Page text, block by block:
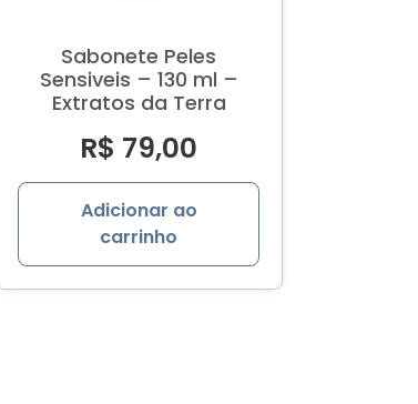
Sabonete Peles
Sensiveis – 130 ml –
Extratos da Terra
R$ 79,00
Adicionar ao
carrinho